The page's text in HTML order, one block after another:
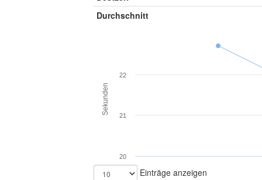
Durchschnitt
Sekunden
20
21
22
Einträge anzeigen